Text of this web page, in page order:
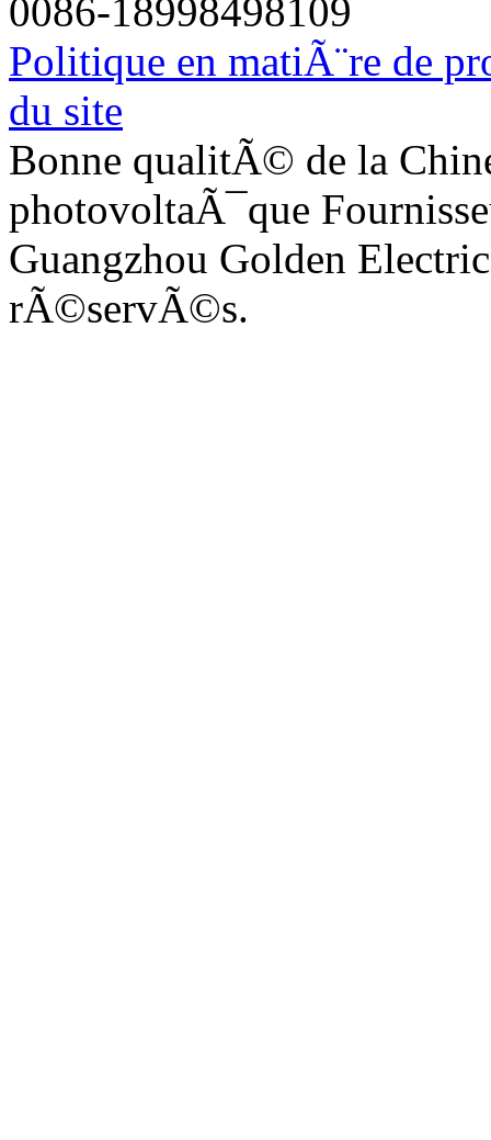
0086-18998498109
Politique en matiÃ¨re de
du site
Bonne qualitÃ© de la
photovoltaÃ¯que
Guangzhou Golden
rÃ©servÃ©s.